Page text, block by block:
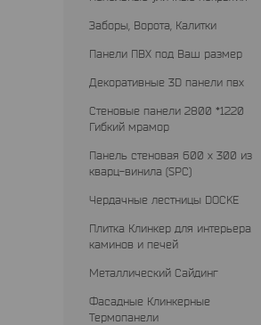
Заборы, Ворота, Калитки
Панели ПВХ под Ваш размер
Декоративные 3D панели пвх
Стеновые панели 2800 *1220
Гибкий мрамор
Панель стеновая 600 х 300 из
кварц-винила (SPC)
Чердачные лестницы DOCKE
Плитка Клинкер для интерьера
каминов и печей
Металлический Сайдинг
Фасадные Клинкерные
Термопанели